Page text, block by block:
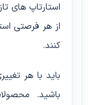
استارتاپ های
از هر فرصتی
کنند.
باید با هر
باشید.